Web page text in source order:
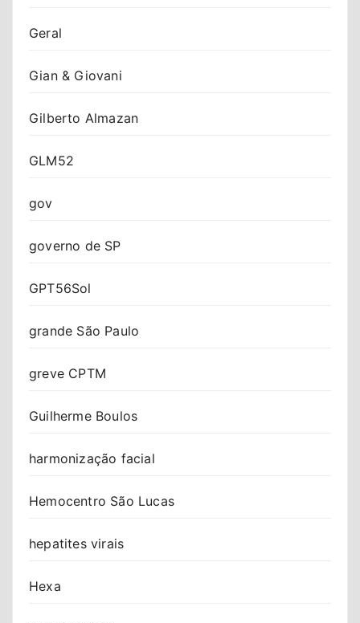
Geral
Gian & Giovani
Gilberto Almazan
GLM52
gov
governo de SP
GPT56Sol
grande São Paulo
greve CPTM
Guilherme Boulos
harmonização facial
Hemocentro São Lucas
hepatites virais
Hexa